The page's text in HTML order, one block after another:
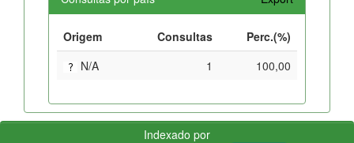
Origem Consultas
Perc.(%)
N/A
1 100,00
Indexado por